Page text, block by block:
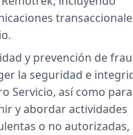
y prevención de
la seguridad e
Servicio, así como
y abordar actividades
o no